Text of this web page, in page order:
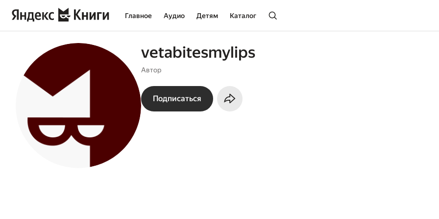
Главное Аудио Детям Каталог
vetabitesmylips
Автор
Подписаться